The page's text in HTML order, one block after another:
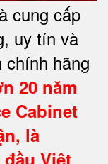
cung cấp
uy tín và
hãng
20 năm
Cabinet
là
Việt